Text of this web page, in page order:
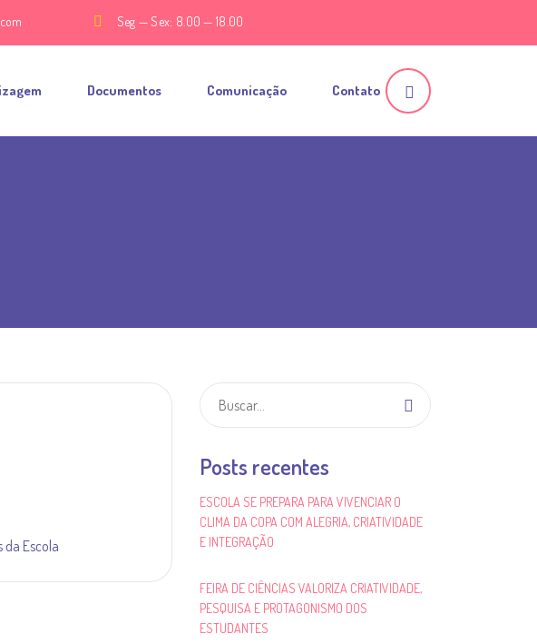
Seg — Sex: 8.00 — 18.00
Documentos Comunicação Contato
da Escola
Posts recentes
ESCOLA SE PREPARA PARA VIVENCIAR O
CLIMA DA COPA COM ALEGRIA, CRIATIVIDADE
E INTEGRAÇÃO
FEIRA DE CIÊNCIAS VALORIZA CRIATIVIDADE,
PESQUISA E PROTAGONISMO DOS
ESTUDANTES